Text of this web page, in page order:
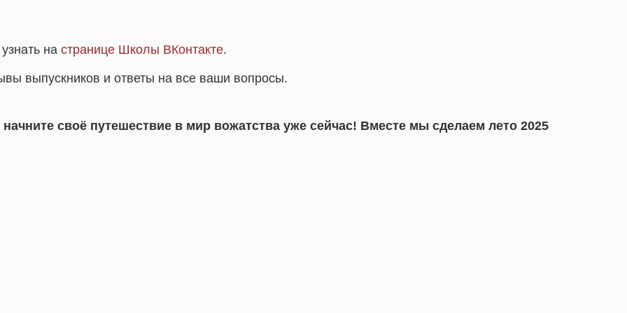
на странице Школы ВКонтакте.
выпускников и ответы на все ваши вопросы.
своё путешествие в мир вожатства уже сейчас! Вместе мы сделаем лето 2025